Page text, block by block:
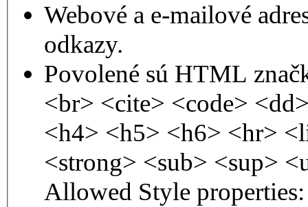
Webové a e-mailové
odkazy.
Povolené sú HTML
<br> <cite> <code>
<h4> <h5> <h6> <hr>
<strong> <sub> <sup>
Allowed Style